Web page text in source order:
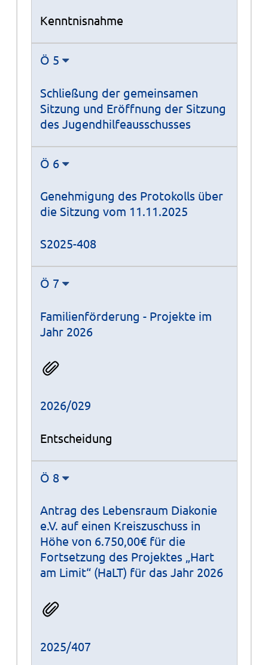
Kenntnisnahme
Ö 5
Schließung der gemeinsamen
Sitzung und Eröffnung der Sitzung
des Jugendhilfeausschusses
Ö 6
Genehmigung des Protokolls über
die Sitzung vom 11.11.2025
S2025-408
Ö 7
Familienförderung - Projekte im
Jahr 2026
2026/029
Entscheidung
Ö 8
Antrag des Lebensraum Diakonie
e.V. auf einen Kreiszuschuss in
Höhe von 6.750,00€ für die
Fortsetzung des Projektes „Hart
am Limit“ (HaLT) für das Jahr 2026
2025/407